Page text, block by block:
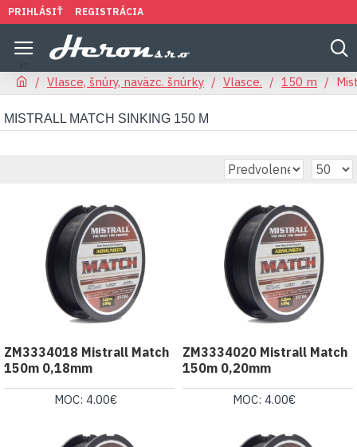
PRIHLÁSIŤ REGISTRÁCIA
Vlasce, šnúry, naväzc. šnúrky Vlasce. 150 m
MISTRALL MATCH SINKING 150 M
ZM3334018 Mistrall Match
150m 0,18mm
MOC: 4.00€
ZM3334020 Mistrall Match
150m 0,20mm
MOC: 4.00€